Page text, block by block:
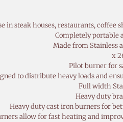
in steak houses, restaurants, coffee
Completely portable
Made from Stainless
Pilot burner for
to distribute heavy loads and
Full width
Heavy duty
Heavy duty cast iron burners for
allow for fast heating and